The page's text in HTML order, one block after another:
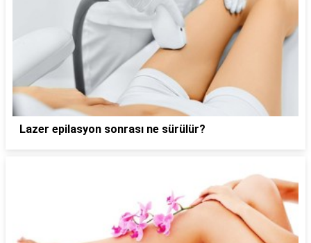
Lazer epilasyon sonrası ne sürülür?